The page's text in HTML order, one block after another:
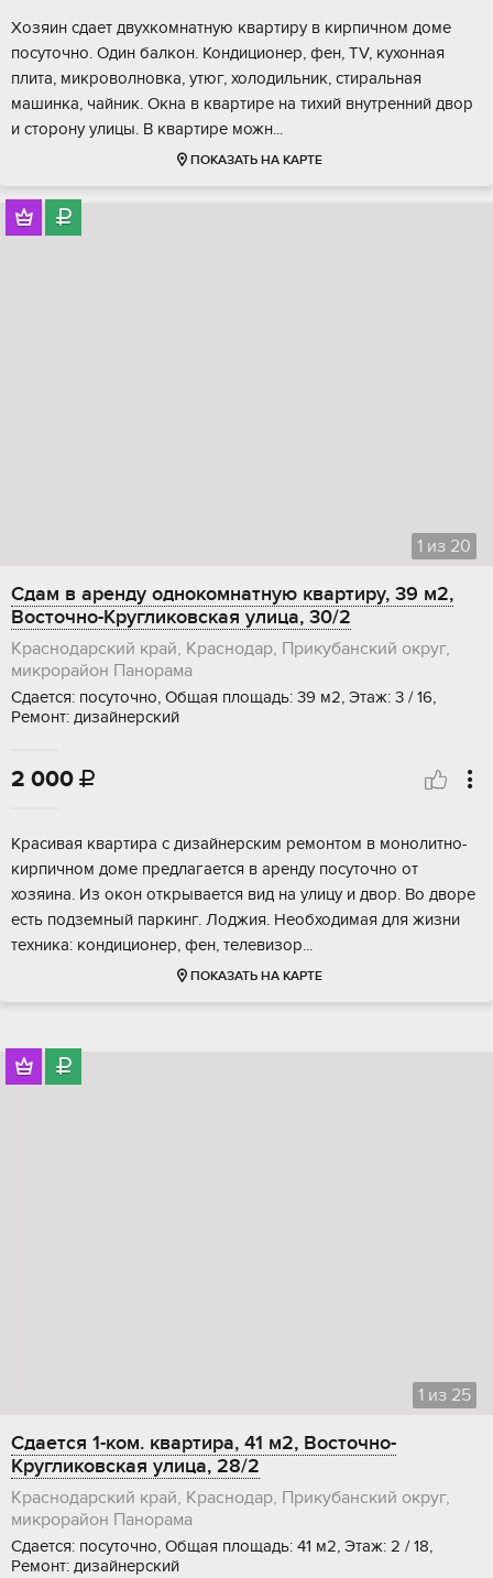
Хозяин сдает двухкомнатную квартиру в кирпичном доме
посуточно. Один балкон. Кондиционер, фен, TV, кухонная
плита, микроволновка, утюг, холодильник, стиральная
машинка, чайник. Окна в квартире на тихий внутренний двор
и сторону улицы. В квартире можн...
ПОКАЗАТЬ НА КАРТЕ
1 из 20
Сдам в аренду однокомнатную квартиру, 39 м2,
Восточно-Кругликовская улица, 30/2
Краснодарский край, Краснодар, Прикубанский округ,
микрорайон Панорама
Сдается: посуточно, Общая площадь: 39 м2, Этаж: 3 / 16,
Ремонт: дизайнерский
2 000 
Красивая квартира с дизайнерским ремонтом в монолитно-
кирпичном доме предлагается в аренду посуточно от
хозяина. Из окон открывается вид на улицу и двор. Во дворе
есть подземный паркинг. Лоджия. Необходимая для жизни
техника: кондиционер, фен, телевизор...
ПОКАЗАТЬ НА КАРТЕ
1 из 25
Сдается 1-ком. квартира, 41 м2, Восточно-
Кругликовская улица, 28/2
Краснодарский край, Краснодар, Прикубанский округ,
микрорайон Панорама
Сдается: посуточно, Общая площадь: 41 м2, Этаж: 2 / 18,
Ремонт: дизайнерский